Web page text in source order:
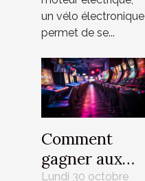
un vélo électronique
permet de se...
Comment
gagner aux
Lundi 30 octobre